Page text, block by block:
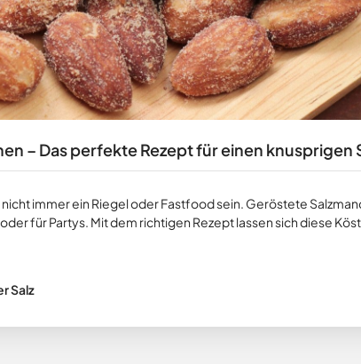
– Das perfekte Rezept für einen knusprigen
immer ein Riegel oder Fastfood sein. Geröstete
für Partys. Mit dem richtigen Rezept lassen sich diese
Salz